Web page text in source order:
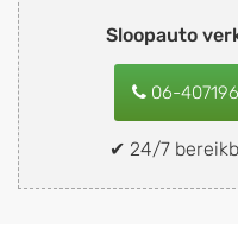
Sloopauto
06-
✔ 24/7
de inkoop van
tweedehands auto's
uw auto, camper,
snel en eenvoudig
demontagebedrijf in de
naar de sloop of deze